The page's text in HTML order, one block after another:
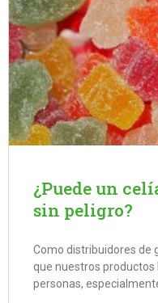
¿Puede un
sin peligro?
Como distribuidores de
que nuestros
personas,